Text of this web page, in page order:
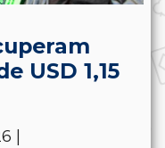
USD 1,15
|